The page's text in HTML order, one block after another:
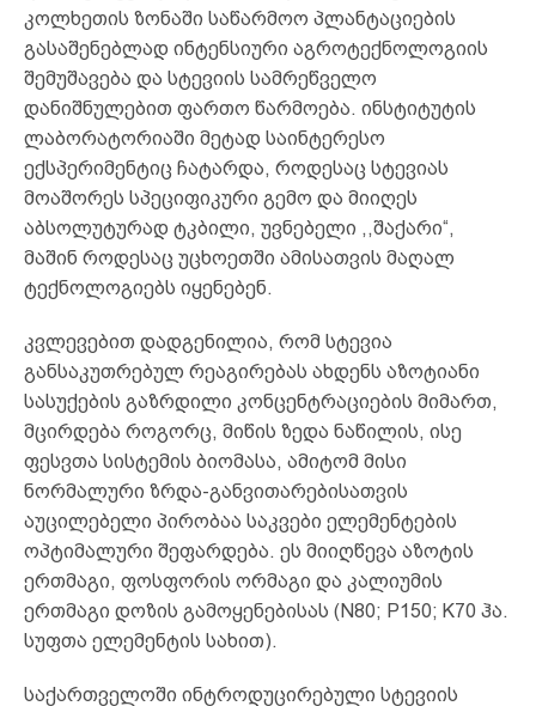
კოლხეთის ზონაში საწარმოო პლანტაციების
გასაშენებლად ინტენსიური აგროტექნოლოგიის
შემუშავება და სტევიის სამრეწველო
დანიშნულებით ფართო წარმოება. ინსტიტუტის
ლაბორატორიაში მეტად საინტერესო
ექსპერიმენტიც ჩატარდა, როდესაც სტევიას
მოაშორეს სპეციფიკური გემო და მიიღეს
აბსოლუტურად ტკბილი, უვნებელი ,,შაქარი“,
მაშინ როდესაც უცხოეთში ამისათვის მაღალ
ტექნოლოგიებს იყენებენ.
კვლევებით დადგენილია, რომ სტევია
განსაკუთრებულ რეაგირებას ახდენს აზოტიანი
სასუქების გაზრდილი კონცენტრაციების მიმართ,
მცირდება როგორც, მიწის ზედა ნაწილის, ისე
ფესვთა სისტემის ბიომასა, ამიტომ მისი
ნორმალური ზრდა-განვითარებისათვის
აუცილებელი პირობაა საკვები ელემენტების
ოპტიმალური შეფარდება. ეს მიიღწევა აზოტის
ერთმაგი, ფოსფორის ორმაგი და კალიუმის
ერთმაგი დოზის გამოყენებისას (N80; P150; K70 ჰა.
სუფთა ელემენტის სახით).
საქართველოში ინტროდუცირებული სტევიის